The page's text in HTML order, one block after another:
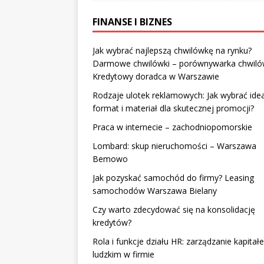
FINANSE I BIZNES
Jak wybrać najlepszą chwilówkę na rynku?
Darmowe chwilówki – porównywarka
Kredytowy doradca w Warszawie
Rodzaje ulotek reklamowych: Jak wybrać
format i materiał dla skutecznej promocji?
Praca w internecie – zachodniopomorskie
Lombard: skup nieruchomości – Warszawa
Bemowo
Jak pozyskać samochód do firmy? Leasing
samochodów Warszawa Bielany
Czy warto zdecydować się na konsolidację
kredytów?
Rola i funkcje działu HR: zarządzanie
ludzkim w firmie